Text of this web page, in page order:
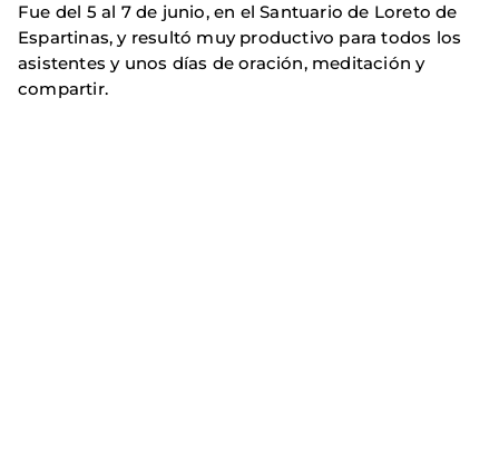
Fue del 5 al 7 de junio, en el Santuario de Loreto de
Espartinas, y resultó muy productivo para todos los
asistentes y unos días de oración, meditación y
compartir.